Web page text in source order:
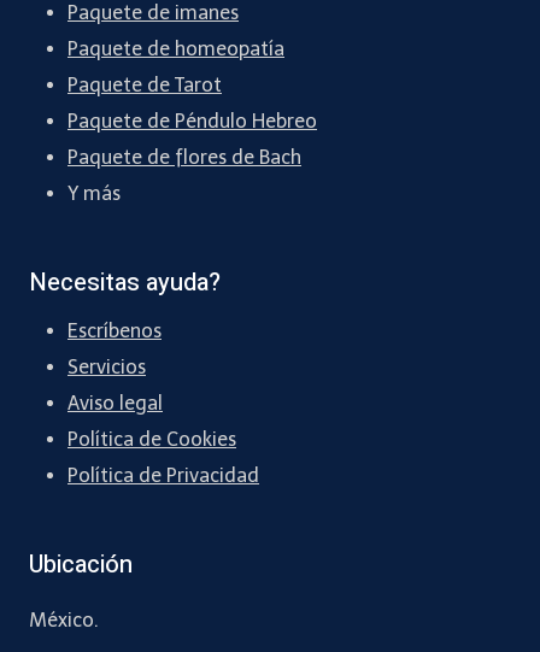
Paquete de imanes
Paquete de homeopatía
Paquete de Tarot
Paquete de Péndulo Hebreo
Paquete de flores de Bach
Y más
Necesitas ayuda?
Escríbenos
Servicios
Aviso legal
Política de Cookies
Política de Privacidad
Ubicación
México.